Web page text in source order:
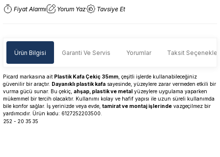
Fiyat Alarmı Yorum Yaz Tavsiye Et
Ürün Bilgisi Garanti Ve Servis Yorumlar Taksit
Picard markasına ait Plastik Kafa Çekiç 35mm , çeşitli işlerde kullanabileceğiniz
güvenilir bir araçtır. Dayanıklı plastik kafa sayesinde, yüzeylere zarar vermeden etkili bir
vurma gücü sunar. Bu çekiç, ahşap, plastik ve metal yüzeylere uygulama yaparken
mükemmel bir tercih olacaktır. Kullanımı kolay ve hafif yapısı ile uzun süreli kullanımda
bile konfor sağlar. İş yerinizde veya evde, tamirat ve montaj işlerinde vazgeçilmez bir
yardımcıdır. Ürün kodu: 6127252203500.
252 - 20 35 35